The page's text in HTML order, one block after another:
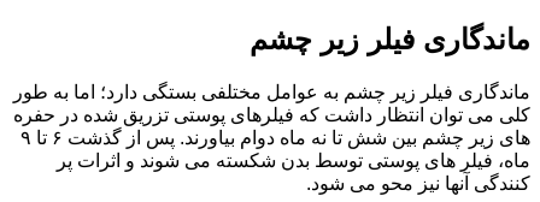
ماندگاری فیلر زیر چشم
ماندگاری فیلر زیر چشم به عوامل مختلفی بستگی دارد؛ اما به طور
کلی می توان انتظار داشت که فیلرهای پوستی تزریق شده در حفره
هاى زیر چشم بین شش تا نه ماه دوام بیاورند. پس از گذشت ۶ تا ٩
ماه، فیلر های پوستی توسط بدن شکسته می شوند و اثرات پر
کنندگى آنها نیز محو می شود.